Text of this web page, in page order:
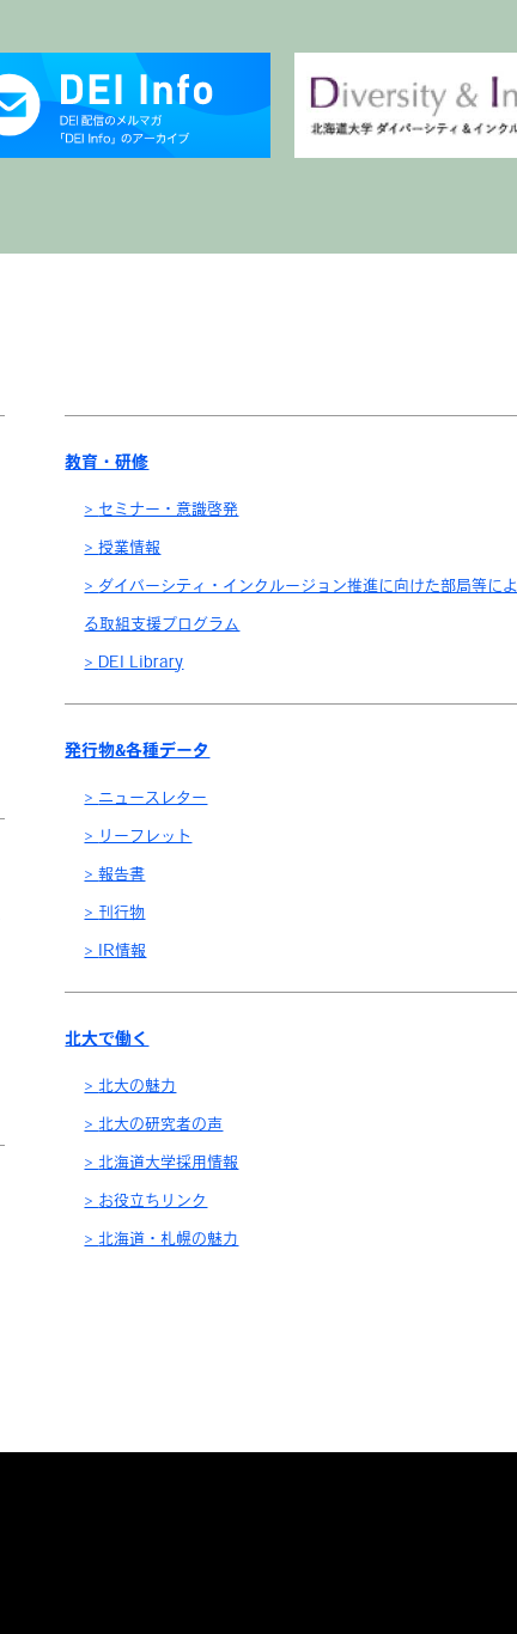
教育・研修
セミナー・意識啓発
授業情報
ダイバーシティ・インクルージョン推進に向けた部局等によ
る取組支援プログラム
DEI Library
発行物&各種データ
ニュースレター
リーフレット
報告書
刊行物
IR情報
北大で働く
北大の魅力
北大の研究者の声
北海道大学採用情報
お役立ちリンク
北海道・札幌の魅力